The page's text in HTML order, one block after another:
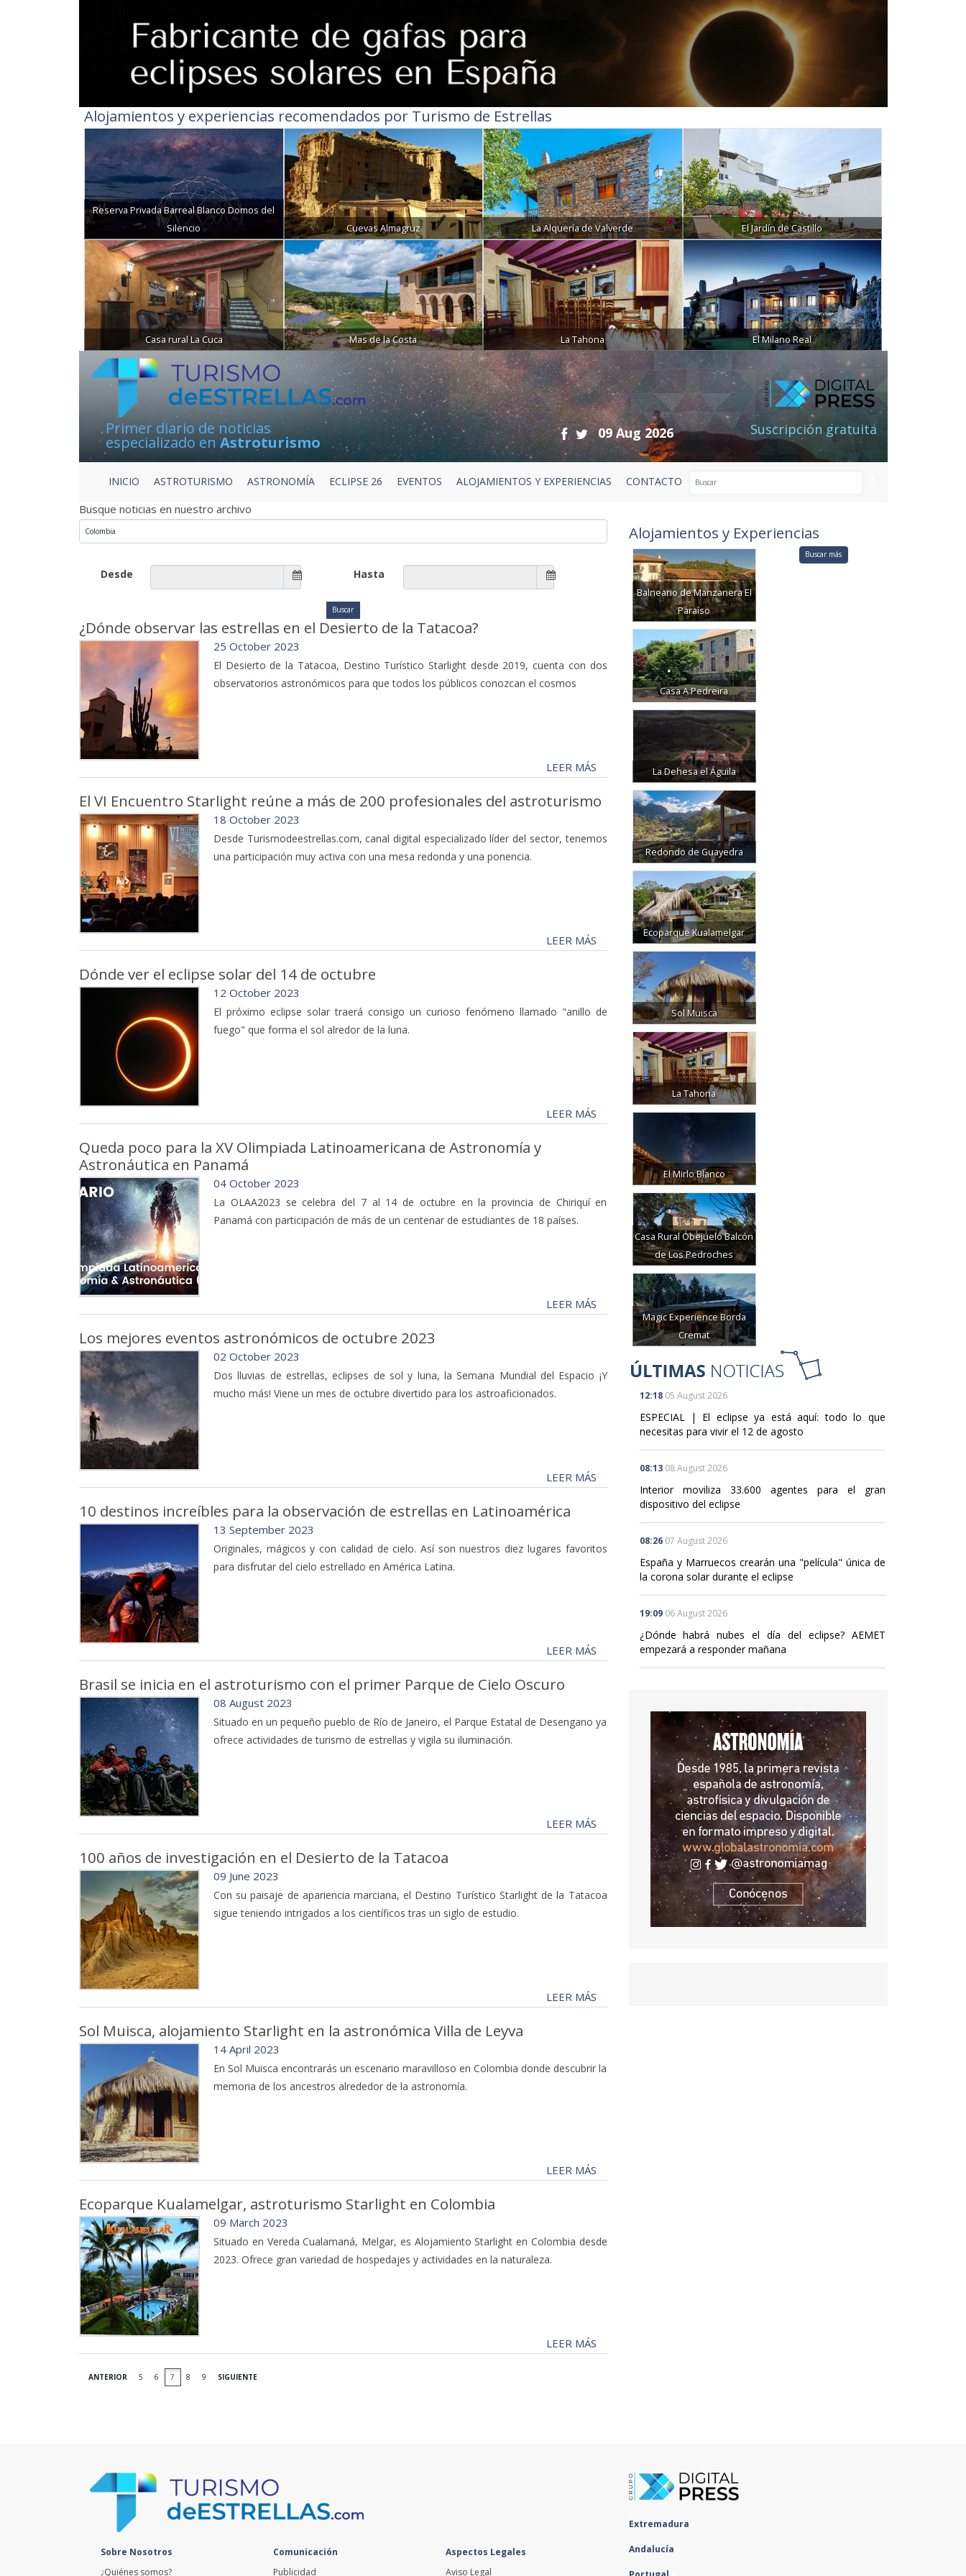
Alojamientos y experiencias recomendados por Turismo de Estrellas
Reserva Privada Barreal Blanco Domos del
Silencio
Cuevas Almagruz La Alquería de Valverde El Jardín de Castillo
Casa rural La Cuca Mas de la Costa La Tahona El Milano Real
Primer diario de noticias
especializado enAstroturismo
09 Aug 2026 Suscripción gratuita
INICIO ASTROTURISMO ASTRONOMÍA ECLIPSE 26 EVENTOS ALOJAMIENTOS Y EXPERIENCIAS CONTACTO
Busque noticias en nuestro archivo
Desde Hasta
¿Dónde observar las estrellas en el Desierto de la Tatacoa?
25 October 2023
El Desierto de la Tatacoa, Destino Turístico Starlight desde 2019, cuenta con dos
observatorios astronómicos para que todos los públicos conozcan el cosmos
LEER MÁS
El VI Encuentro Starlight reúne a más de 200 profesionales del astroturismo
18 October 2023
Desde Turismodeestrellas.com, canal digital especializado líder del sector, tenemos
una participación muy activa con una mesa redonda y una ponencia.
LEER MÁS
Dónde ver el eclipse solar del 14 de octubre
12 October 2023
El próximo eclipse solar traerá consigo un curioso fenómeno llamado "anillo de
fuego" que forma el sol alredor de la luna.
LEER MÁS
Queda poco para la XV Olimpiada Latinoamericana de Astronomía y
Astronáutica en Panamá
04 October 2023
La OLAA2023 se celebra del 7 al 14 de octubre en la provincia de Chiriquí en
Panamá con participación de más de un centenar de estudiantes de 18 países.
LEER MÁS
Los mejores eventos astronómicos de octubre 2023
02 October 2023
Dos lluvias de estrellas, eclipses de sol y luna, la Semana Mundial del Espacio ¡Y
mucho más! Viene un mes de octubre divertido para los astroaficionados.
LEER MÁS
10 destinos increíbles para la observación de estrellas en Latinoamérica
13 September 2023
Originales, mágicos y con calidad de cielo. Así son nuestros diez lugares favoritos
para disfrutar del cielo estrellado en América Latina.
LEER MÁS
Brasil se inicia en el astroturismo con el primer Parque de Cielo Oscuro
08 August 2023
Situado en un pequeño pueblo de Río de Janeiro, el Parque Estatal de Desengano ya
ofrece actividades de turismo de estrellas y vigila su iluminación.
LEER MÁS
100 años de investigación en el Desierto de la Tatacoa
09 June 2023
Con su paisaje de apariencia marciana, el Destino Turístico Starlight de la Tatacoa
sigue teniendo intrigados a los científicos tras un siglo de estudio.
LEER MÁS
Sol Muisca, alojamiento Starlight en la astronómica Villa de Leyva
14 April 2023
En Sol Muisca encontrarás un escenario maravilloso en Colombia donde descubrir la
memoria de los ancestros alrededor de la astronomía.
LEER MÁS
Ecoparque Kualamelgar, astroturismo Starlight en Colombia
09 March 2023
Situado en Vereda Cualamaná, Melgar, es Alojamiento Starlight en Colombia desde
2023. Ofrece gran variedad de hospedajes y actividades en la naturaleza.
LEER MÁS
ANTERIOR 5 6 7 8 9 SIGUIENTE
Alojamientos y Experiencias
Balneario de Manzanera El
Paraíso
Casa A Pedreira
La Dehesa el Águila
Redondo de Guayedra
Ecoparque Kualamelgar
Sol Muisca
La Tahona
El Mirlo Blanco
Casa Rural Obejuelo Balcón
de Los Pedroches
Magic Experience Borda
Cremat
Buscar más
12:18 05 August 2026
ESPECIAL | El eclipse ya está aquí: todo lo que
necesitas para vivir el 12 de agosto
08:13 08 August 2026
Interior moviliza 33.600 agentes para el gran
dispositivo del eclipse
08:26 07 August 2026
España y Marruecos crearán una "película" única de
la corona solar durante el eclipse
19:09 06 August 2026
¿Dónde habrá nubes el día del eclipse? AEMET
empezará a responder mañana
Sobre Nosotros
¿Quiénes somos?
Comunicación
Publicidad
Aspectos Legales
Aviso Legal
Extremadura
Andalucía